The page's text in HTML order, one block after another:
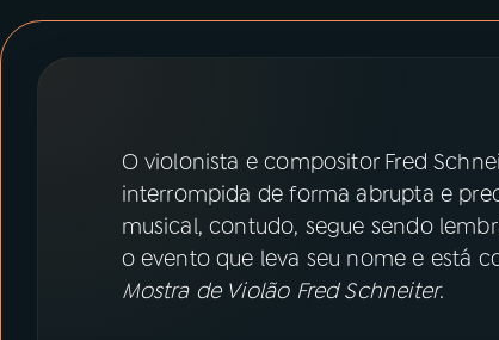
06VIDEOCASTS
PRÊMIO RÁDIO MEC
ACOMPANHE A RÁDIO MEC
O violonista e compositor Fred
interrompida de forma abrupta e
musical, contudo, segue sendo
o evento que leva seu nome e está
Mostra de Violão Fred Schneiter.